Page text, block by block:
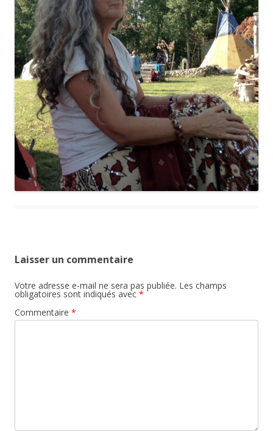
Laisser un commentaire
Votre adresse e-mail ne sera pas publiée. Les champs
obligatoires sont indiqués avec *
Commentaire *